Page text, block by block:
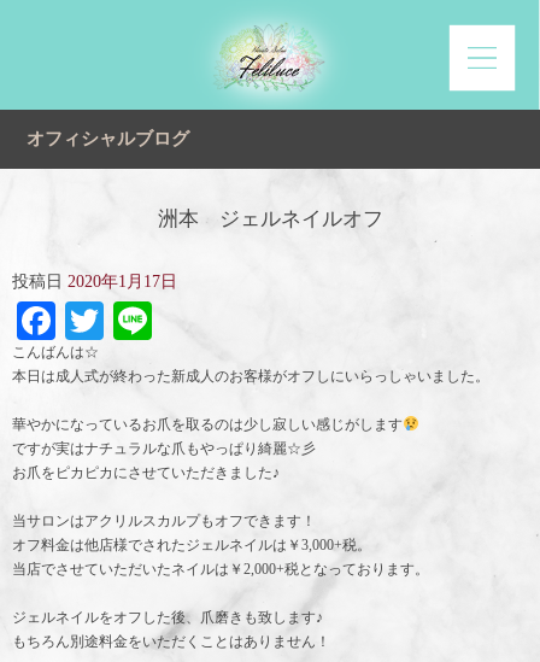
オフィシャルブログ
洲本 ジェルネイルオフ
投稿日 2020年1月17日
Facebook
Twitter
Line
こんばんは☆
本日は成人式が終わった新成人のお客様がオフしにいらっしゃいました。
華やかになっているお爪を取るのは少し寂しい感じがします
ですが実はナチュラルな爪もやっぱり綺麗☆彡
お爪をピカピカにさせていただきました♪
当サロンはアクリルスカルプもオフできます！
オフ料金は他店様でされたジェルネイルは￥3,000+税。
当店でさせていただいたネイルは￥2,000+税となっております。
ジェルネイルをオフした後、爪磨きも致します♪
もちろん別途料金をいただくことはありません！